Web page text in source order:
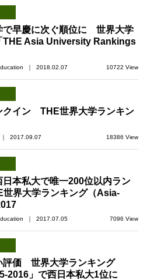
で早慶に次ぐ順位に 世界大学
THE Asia University Rankings
｜ 2018.02.07 10722 View
クイン THE世界大学ランキン
2017.09.07 18386 View
日本私大で唯一200位以内ラン
界大学ランキング（Asia-
｜ 2017.07.05 7096 View
評価 世界大学ランキング
2016」で西日本私大1位に